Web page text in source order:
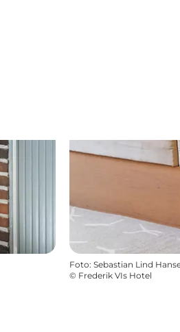
Foto: Sebastian Lind
© Frederik VIs Hotel